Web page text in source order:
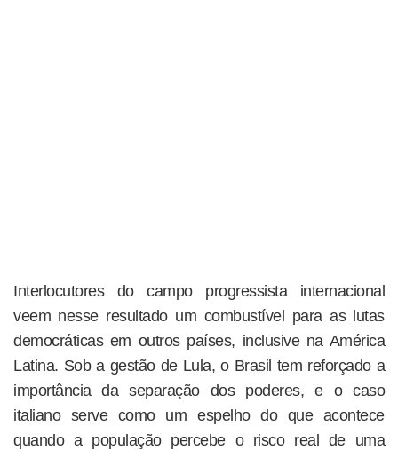
Interlocutores do campo progressista internacional
veem nesse resultado um combustível para as lutas
democráticas em outros países, inclusive na América
Latina. Sob a gestão de Lula, o Brasil tem reforçado a
importância da separação dos poderes, e o caso
italiano serve como um espelho do que acontece
quando a população percebe o risco real de uma